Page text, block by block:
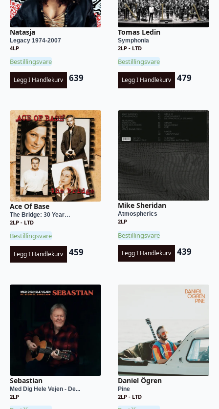
Natasja
Legacy 1974-2007
4LP
Bestillingsvare
Legg I Handlekurv 639
Tomas Ledin
Symphonia
2LP - LTD
Bestillingsvare
Legg I Handlekurv 479
Ace Of Base
The Bridge: 30 Year…
2LP - LTD
Bestillingsvare
Legg I Handlekurv 459
Mike Sheridan
Atmospherics
2LP
Bestillingsvare
Legg I Handlekurv 439
Sebastian
Med Dig Hele Vejen - De...
2LP
Daniel Ögren
Pine
2LP - LTD